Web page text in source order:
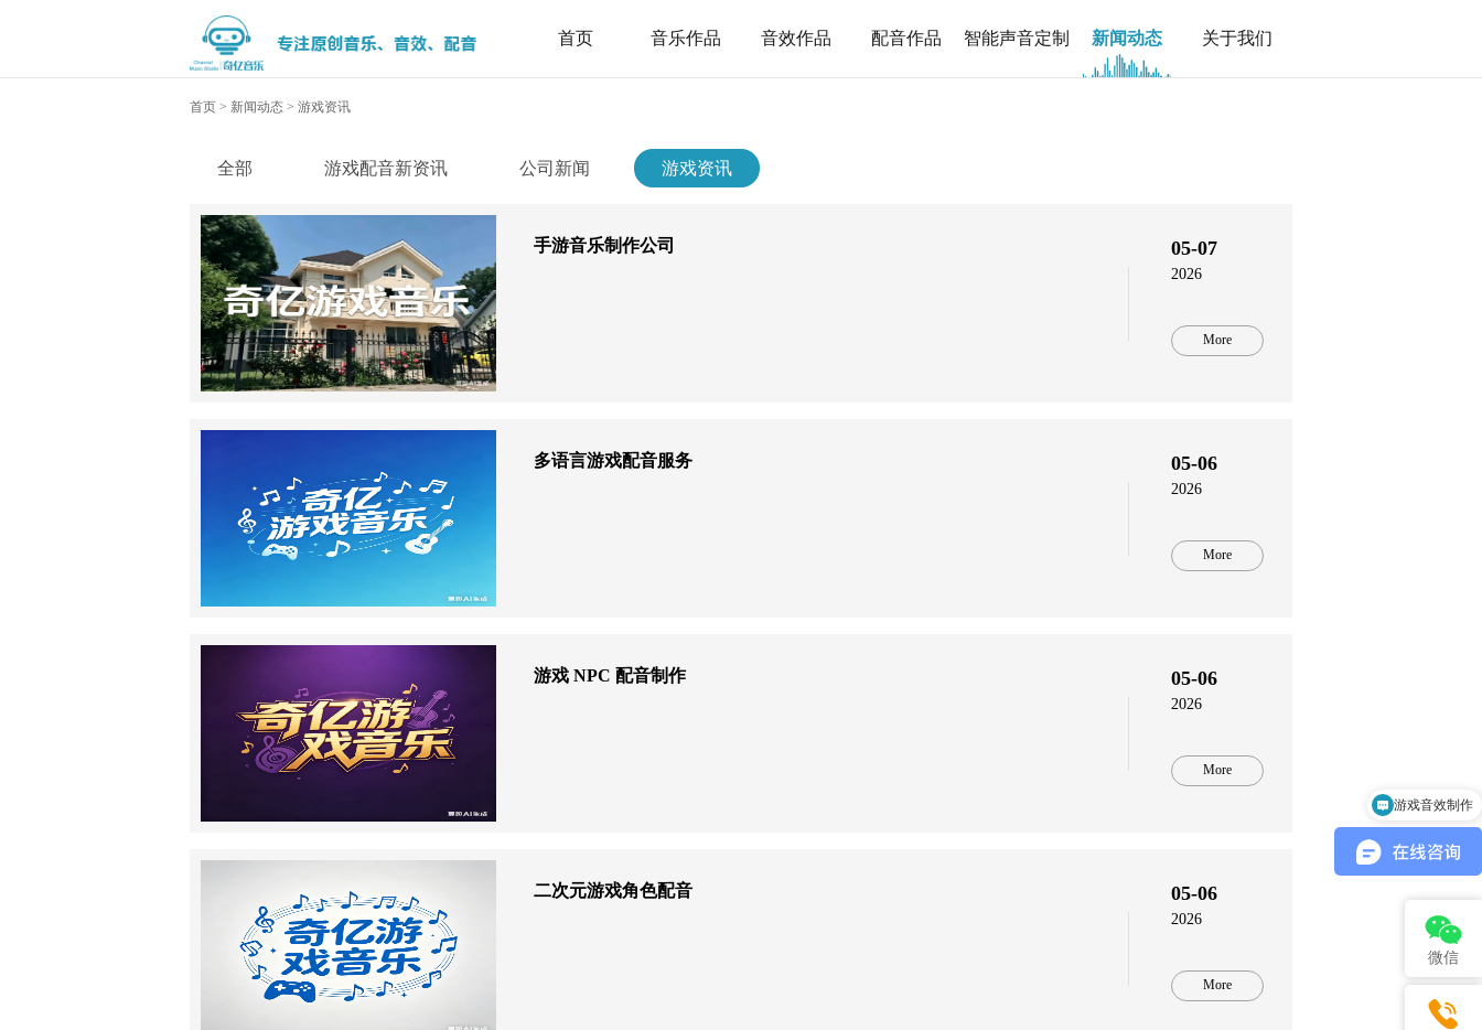
首页 音乐作品 音效作品 配音作品 智能声音定制 新闻动态 关于我们
首页 > 新闻动态 > 游戏资讯
全部 游戏配音新资讯 公司新闻 游戏资讯
手游音乐制作公司 05-07
2026
More
多语言游戏配音服务 05-06
2026
More
游戏 NPC 配音制作 05-06
2026
More
二次元游戏角色配音 05-06
2026
More
微信
中文配音外语配音